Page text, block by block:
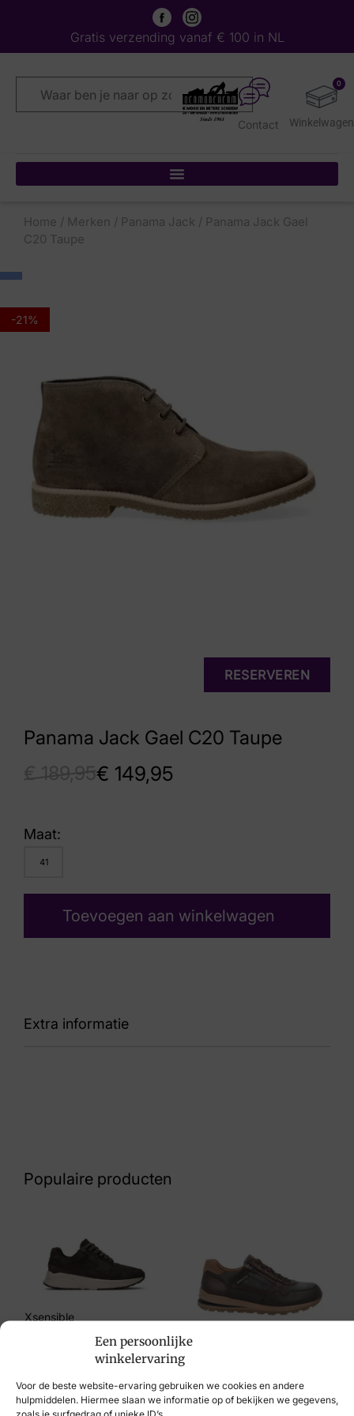
Een persoonlijke
winkelervaring
Voor de beste website-ervaring gebruiken we cookies en andere
hulpmiddelen. Hiermee slaan we informatie op of bekijken we gegevens,
zoals je surfgedrag of unieke ID’s.
Gratis verzending vanaf € 100 in NL
0
Contact
Home / Merken / Panama Jack / Panama Jack Gael
C20 Taupe
-21%
Panama Jack Gael C20 Taupe
€ 149,95
RESERVEREN
Maat:
41
Toevoegen aan winkelwagen
Extra informatie
Merk
Panama Jack
Artikelnummer
Gael C20
Populaire producten
Xsensible
€219,95